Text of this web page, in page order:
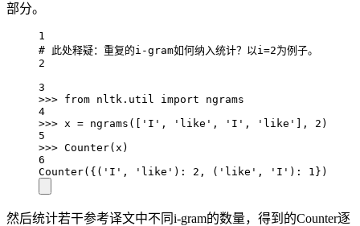
部分。
1
# 此处释疑：重复的i-gram如何纳入统计？以i=2为例子。
2
3
>>> from nltk.util import ngrams
4
>>> x = ngrams([ 'I' , 'like' , 'I' , 'like' ], 2 )
5
>>> Counter(x)
6
Counter({( 'I' , 'like' ): 2 , ( 'like' , 'I' ): 1 })
然后统计若干参考译文中不同i-gram的数量，得到的Counter逐